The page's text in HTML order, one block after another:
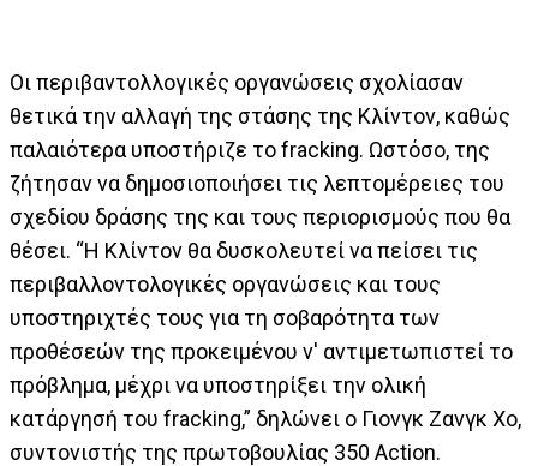
Οι περιβαντολλογικές οργανώσεις σχολίασαν
θετικά την αλλαγή της στάσης της Κλίντον, καθώς
παλαιότερα υποστήριζε το fracking. Ωστόσο, της
ζήτησαν να δημοσιοποιήσει τις λεπτομέρειες του
σχεδίου δράσης της και τους περιορισμούς που θα
θέσει. “Η Κλίντον θα δυσκολευτεί να πείσει τις
περιβαλλοντολογικές οργανώσεις και τους
υποστηριχτές τους για τη σοβαρότητα των
προθέσεών της προκειμένου ν' αντιμετωπιστεί το
πρόβλημα, μέχρι να υποστηρίξει την ολική
κατάργησή του fracking,” δηλώνει ο Γιονγκ Ζανγκ Χο,
συντονιστής της πρωτοβουλίας 350 Action.